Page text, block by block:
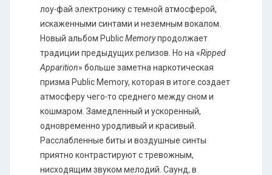
лоу-фай электронику с темной атмосферой,
искаженными синтами и неземным вокалом.
Новый альбом PublicMemoryпродолжает
традиции предыдущих релизов. Но на «Ripped
Apparition» больше заметна наркотическая
призма Public Memory, которая в итоге создает
атмосферу чего-то среднего между сном и
кошмаром. Замедленный и ускоренный,
одновременно уродливый и красивый.
Расслабленные биты и воздушные синты
приятно контрастируют с тревожным,
нисходящим звуком мелодий. Саунд, в